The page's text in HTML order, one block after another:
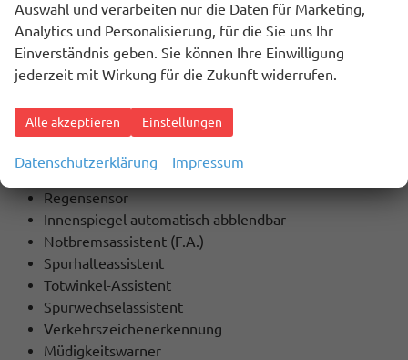
SICHERHEIT:
ABS
ESP
Stabilitätskontrolle
ASC (Traktionskontrolle)
ASR (Antriebsschlupfregelung)
Servolenkung
Regensensor
Innenspiegel automatisch abblendbar
Notbremsassistent (F.A.)
Spurhalteassistent
Totwinkel-Assistent
Spurwechselassistent
Verkehrszeichenerkennung
Müdigkeitswarner
Auswahl und verarbeiten nur die Daten für Marketing,
Analytics und Personalisierung, für die Sie uns Ihr
Einverständnis geben. Sie können Ihre Einwilligung
jederzeit mit Wirkung für die Zukunft widerrufen.
Alle akzeptieren Einstellungen
Datenschutzerklärung Impressum